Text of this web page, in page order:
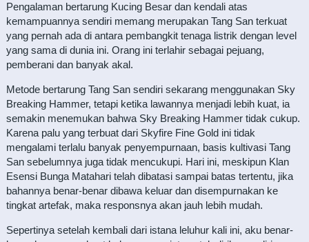
Pengalaman bertarung Kucing Besar dan kendali atas
kemampuannya sendiri memang merupakan Tang San terkuat
yang pernah ada di antara pembangkit tenaga listrik dengan level
yang sama di dunia ini. Orang ini terlahir sebagai pejuang,
pemberani dan banyak akal.
Metode bertarung Tang San sendiri sekarang menggunakan Sky
Breaking Hammer, tetapi ketika lawannya menjadi lebih kuat, ia
semakin menemukan bahwa Sky Breaking Hammer tidak cukup.
Karena palu yang terbuat dari Skyfire Fine Gold ini tidak
mengalami terlalu banyak penyempurnaan, basis kultivasi Tang
San sebelumnya juga tidak mencukupi. Hari ini, meskipun Klan
Esensi Bunga Matahari telah dibatasi sampai batas tertentu, jika
bahannya benar-benar dibawa keluar dan disempurnakan ke
tingkat artefak, maka responsnya akan jauh lebih mudah.
Sepertinya setelah kembali dari istana leluhur kali ini, aku benar-